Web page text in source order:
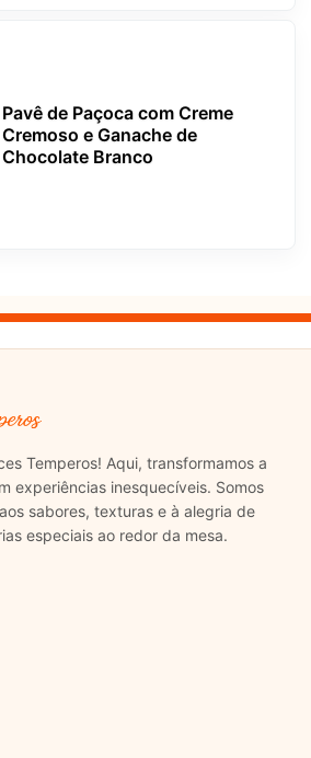
Pavê de Paçoca com Creme
Cremoso e Ganache de
Chocolate Branco
Temperos! Aqui, transformamos a
experiências inesquecíveis. Somos
sabores, texturas e à alegria de
especiais ao redor da mesa.